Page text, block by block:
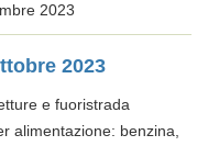
2023
2023
e fuoristrada
alimentazione: benzina,